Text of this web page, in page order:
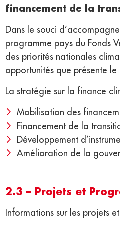
financement de la
Dans le souci
programme pays du Fonds
des priorités nationales
opportunités que présente
La stratégie sur la finance
Mobilisation des
Financement de la
Développement
Amélioration de la
2.3 – Projets et
Informations sur les projets